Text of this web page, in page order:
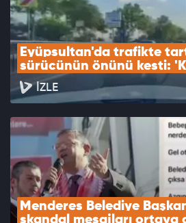
Eyüpsultan'da trafikte
sürücünün önünü kesti:
İZLE
Menderes Belediye